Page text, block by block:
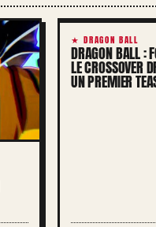
★ DRAGON BALL
DRAGON BALL :
LE CROSSOVER
UN PREMIER